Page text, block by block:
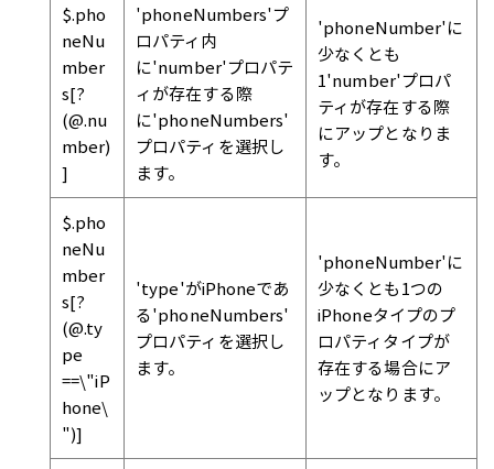
$.pho
neNu
mber
s[?
(@.nu
mber)
]
'phoneNumbers'プ
ロパティ内
に'number'プロパテ
ィが存在する際
に'phoneNumbers'
プロパティを選択し
ます。
'phoneNumber'に
少なくとも
1'number'プロパ
ティが存在する際
にアップとなりま
す。
$.pho
neNu
mber
s[?
(@.ty
pe
==\"iP
hone\
")]
'type'がiPhoneであ
る'phoneNumbers'
プロパティを選択し
ます。
'phoneNumber'に
少なくとも1つの
iPhoneタイプのプ
ロパティタイプが
存在する場合にア
ップとなります。